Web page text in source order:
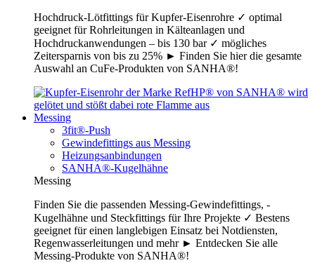
Hochdruck-Lötfittings für Kupfer-Eisenrohre ✓ optimal
geeignet für Rohrleitungen in Kälteanlagen und
Hochdruckanwendungen – bis 130 bar ✓ mögliches
Zeitersparnis von bis zu 25% ► Finden Sie hier die gesamte
Auswahl an CuFe-Produkten von SANHA®!
Messing
3fit®-Push
Gewindefittings aus Messing
Heizungsanbindungen
SANHA®-Kugelhähne
Messing
Finden Sie die passenden Messing-Gewindefittings, -
Kugelhähne und Steckfittings für Ihre Projekte ✓ Bestens
geeignet für einen langlebigen Einsatz bei Notdiensten,
Regenwasserleitungen und mehr ► Entdecken Sie alle
Messing-Produkte von SANHA®!